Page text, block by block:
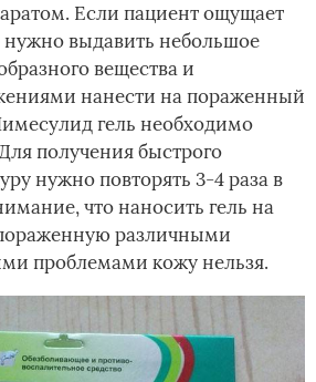
Если пациент ощущает
нужно выдавить небольшое
вещества и
нанести на пораженный
гель необходимо
получения быстрого
нужно повторять 3-4 раза в
что наносить гель на
различными
проблемами кожу нельзя.